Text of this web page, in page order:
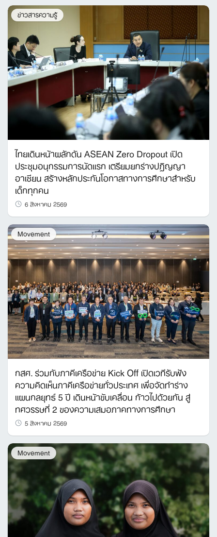
ข่าวสารความรู้
ไทยเดินหน้าผลักดัน ASEAN Zero Dropout เปิด
ประชุมอนุกรรมการนัดแรก เตรียมยกร่างปฏิญญา
อาเซียน สร้างหลักประกันโอกาสทางการศึกษาสำหรับ
เด็กทุกคน
6 สิงหาคม 2569
Movement
กสศ. ร่วมกับภาคีเครือข่าย Kick Off เปิดเวทีรับฟัง
ความคิดเห็นภาคีเครือข่ายทั่วประเทศ เพื่อจัดทำร่าง
แผนกลยุทธ์ 5 ปี เดินหน้าขับเคลื่อน ก้าวไปด้วยกัน สู่
ทศวรรษที่ 2 ของความเสมอภาคทางการศึกษา
5 สิงหาคม 2569
Movement